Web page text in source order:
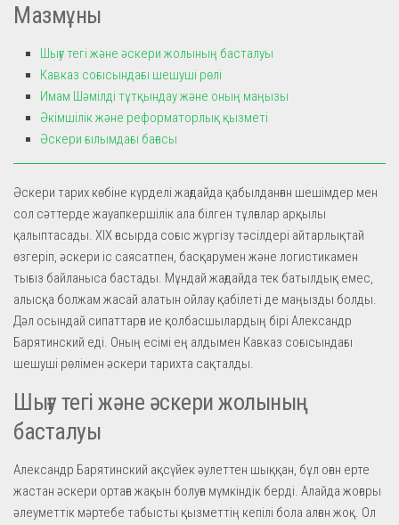
Мазмұны
Шығу тегі және әскери жолының басталуы
Кавказ соғысындағы шешуші рөлі
Имам Шәмілді тұтқындау және оның маңызы
Әкімшілік және реформаторлық қызметі
Әскери ғылымдағы бағасы
Әскери тарих көбіне күрделі жағдайда қабылданған шешімдер мен
сол сәттерде жауапкершілік ала білген тұлғалар арқылы
қалыптасады. XIX ғасырда соғыс жүргізу тәсілдері айтарлықтай
өзгеріп, әскери іс саясатпен, басқарумен және логистикамен
тығыз байланыса бастады. Мұндай жағдайда тек батылдық емес,
алысқа болжам жасай алатын ойлау қабілеті де маңызды болды.
Дәл осындай сипаттарға ие қолбасшылардың бірі Александр
Барятинский еді. Оның есімі ең алдымен Кавказ соғысындағы
шешуші рөлімен әскери тарихта сақталды.
Шығу тегі және әскери жолының
басталуы
Александр Барятинский ақсүйек әулеттен шыққан, бұл оған ерте
жастан әскери ортаға жақын болуға мүмкіндік берді. Алайда жоғары
әлеуметтік мәртебе табысты қызметтің кепілі бола алған жоқ. Ол